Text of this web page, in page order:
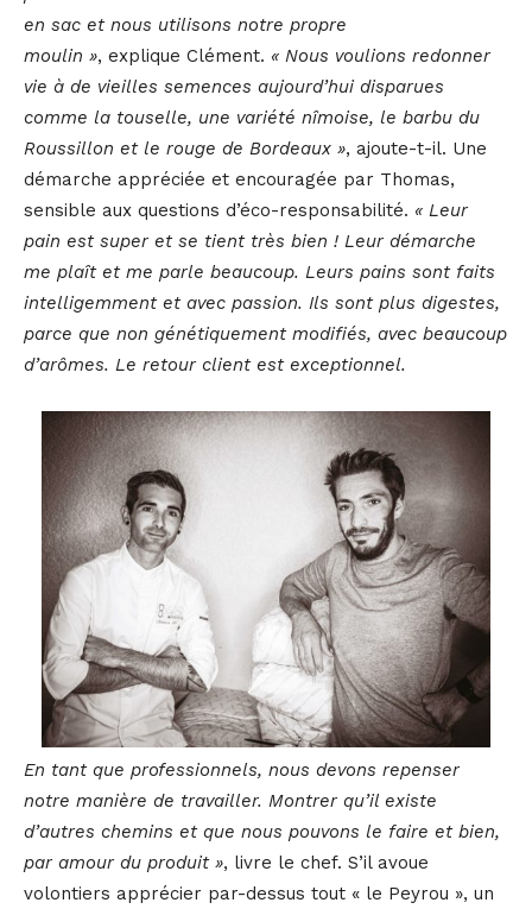
en sac et nous utilisons notre propre
moulin », explique Clément. « Nous voulions redonner
vie à de vieilles semences aujourd’hui disparues
comme la touselle, une variété nîmoise, le barbu du
Roussillon et le rouge de Bordeaux », ajoute-t-il. Une
démarche appréciée et encouragée par Thomas,
sensible aux questions d’éco-responsabilité. « Leur
pain est super et se tient très bien ! Leur démarche
me plaît et me parle beaucoup. Leurs pains sont faits
intelligemment et avec passion. Ils sont plus digestes,
parce que non génétiquement modifiés, avec beaucoup
d’arômes. Le retour client est exceptionnel.
En tant que professionnels, nous devons repenser
notre manière de travailler. Montrer qu’il existe
d’autres chemins et que nous pouvons le faire et bien,
par amour du produit », livre le chef. S’il avoue
volontiers apprécier par-dessus tout « le Peyrou », un